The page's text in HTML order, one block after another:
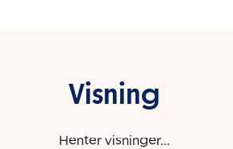
Visning
Henter visninger...